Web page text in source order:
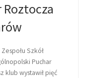
Szkół
Puchar
klub wystawił pięć